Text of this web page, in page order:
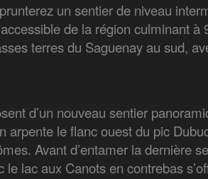
un sentier de niveau
de la région culminant à
terres du Saguenay au sud,
d’un nouveau sentier
arpente le flanc ouest du pic
Avant d’entamer la dernière
lac aux Canots en contrebas